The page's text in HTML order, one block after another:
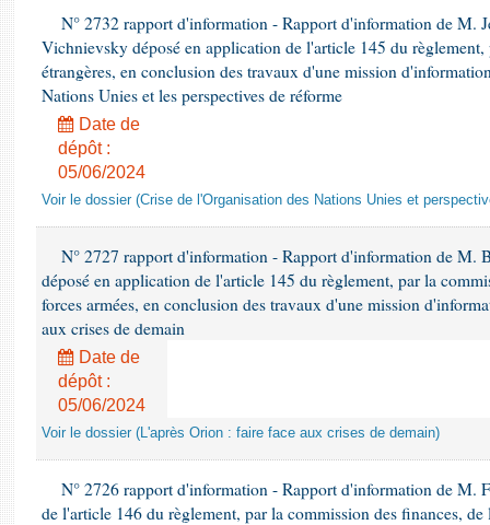
N° 2732 rapport d'information - Rapport d'information de M.
Vichnievsky déposé en application de l'article 145 du règlement,
étrangères, en conclusion des travaux d'une mission
Nations Unies et les perspectives de réforme
Date de
dépôt :
05/06/2024
Voir le dossier (Crise de l'Organisation des Nations Unies et
N° 2727 rapport d'information - Rapport d'information de M.
déposé en application de l'article 145 du règlement, par la
forces armées, en conclusion des travaux d'une mission
aux crises de demain
Date de
dépôt :
05/06/2024
Voir le dossier (L'après Orion : faire face aux crises de demain)
N° 2726 rapport d'information - Rapport d'information de M.
de l'article 146 du règlement, par la commission des finances,